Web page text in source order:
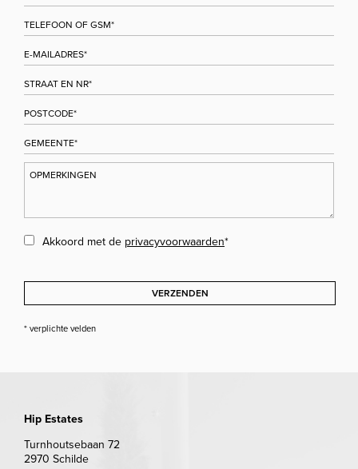
Akkoord met de privacyvoorwaarden*
VERZENDEN
* verplichte velden
Hip Estates
Turnhoutsebaan 72
2970 Schilde